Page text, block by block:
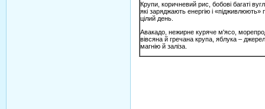
Крупи, коричневий рис, бобові багаті
які заряджають енергію і «підживлюють»
цілий день.
Авакадо, нежирне куряче м'ясо,
вівсяна й гречана крупа, яблука –
магнію й заліза.